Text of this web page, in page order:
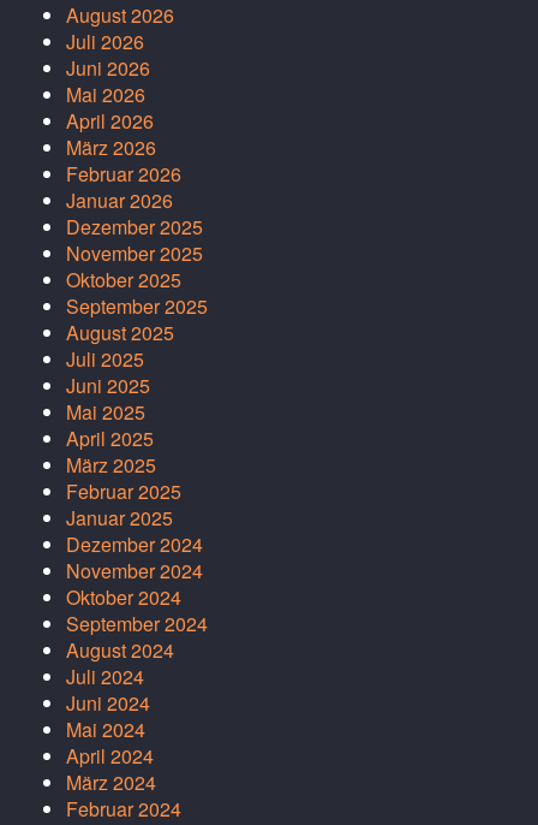
August 2026
Juli 2026
Juni 2026
Mai 2026
April 2026
März 2026
Februar 2026
Januar 2026
Dezember 2025
November 2025
Oktober 2025
September 2025
August 2025
Juli 2025
Juni 2025
Mai 2025
April 2025
März 2025
Februar 2025
Januar 2025
Dezember 2024
November 2024
Oktober 2024
September 2024
August 2024
Juli 2024
Juni 2024
Mai 2024
April 2024
März 2024
Februar 2024